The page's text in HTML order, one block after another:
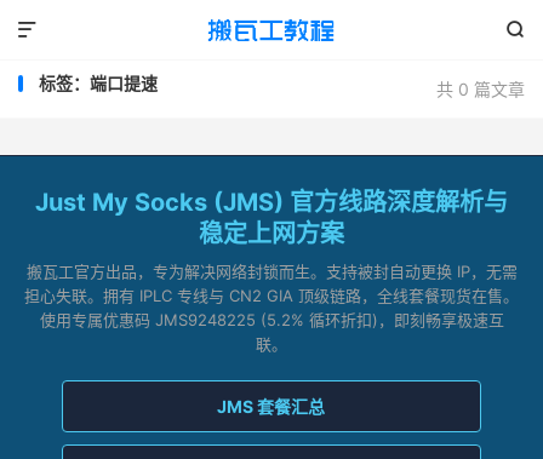


共 0 篇文章
标签：端口提速
Just My Socks (JMS) 官方线路深度解析与
稳定上网方案
搬瓦工官方出品，专为解决网络封锁而生。支持被封自动更换 IP，无需
担心失联。拥有 IPLC 专线与 CN2 GIA 顶级链路，全线套餐现货在售。
使用专属优惠码 JMS9248225 (5.2% 循环折扣)，即刻畅享极速互
联。
JMS 套餐汇总